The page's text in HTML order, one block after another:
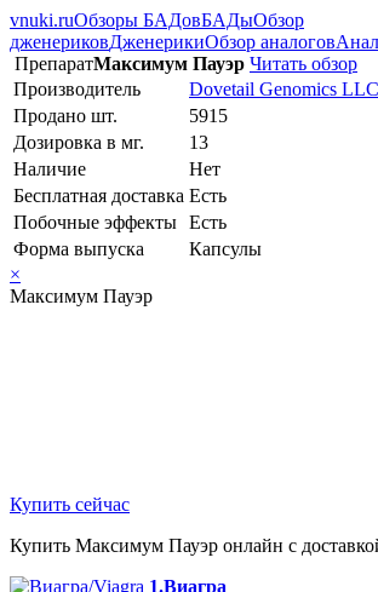
vnuki.ruОбзоры БАДовБАДыОбзор
дженериковДженерикиОбзор аналогов
ПрепаратМаксимум Пауэр Читать обзор
Производитель
Dovetail Genomics LLC
Продано шт.
5915
Дозировка в мг.
13
Наличие
Нет
Бесплатная доставка Есть
Побочные эффекты Есть
Форма выпуска
Капсулы
×
Максимум Пауэр
Купить сейчас
Купить Максимум Пауэр онлайн с
1.Виагра